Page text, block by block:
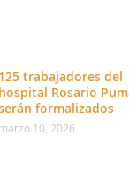
125 trabajadores del
hospital Rosario
formalizados
marzo 10, 2026